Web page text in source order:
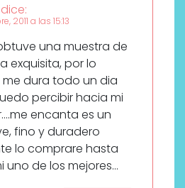
dice:
2011 a las 15:13
una muestra de
exquisita, por lo
me dura todo un dia
percibir hacia mi
encanta es un
fino y duradero
lo comprare hasta
uno de los mejores…